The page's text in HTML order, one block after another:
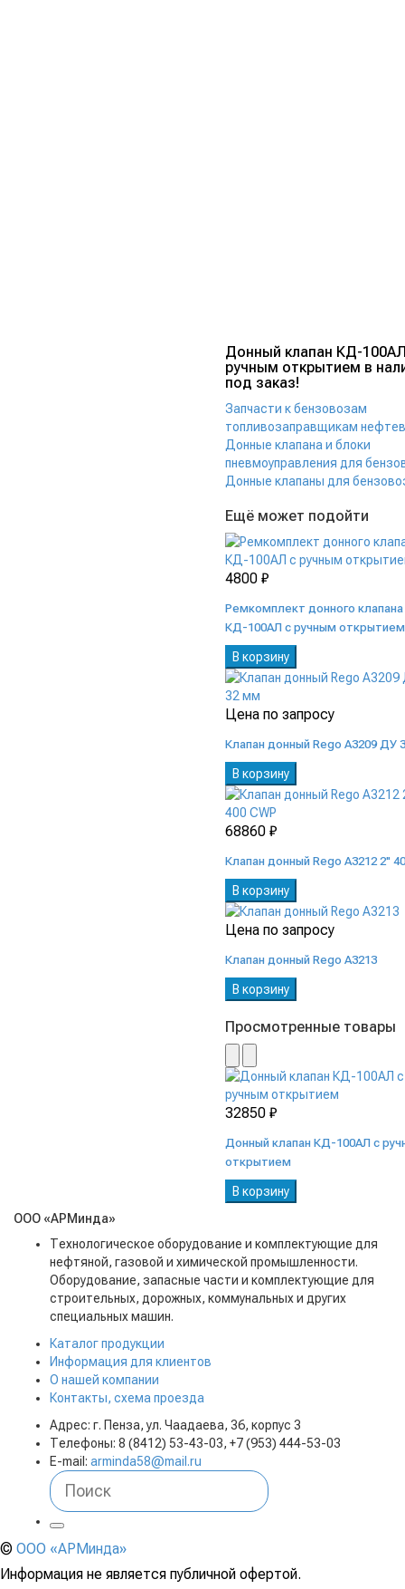
Донный клапан КД-
ручным открытием в
под заказ!
Запчасти к бензовозам
топливозаправщикам
Донные клапана и блоки
пневмоуправления для
Донные клапаны для
Ещё может подойти
4800 ₽
Ремкомплект донного клапана
КД-100АЛ с ручным открытием
В корзину
Цена по запросу
Клапан донный Rego A3209 ДУ
В корзину
68860 ₽
Клапан донный Rego A3212 2"
В корзину
Цена по запросу
Клапан донный Rego A3213
В корзину
Просмотренные товары
32850 ₽
Донный клапан КД-100АЛ с
открытием
В корзину
ООО «АРМинда»
Технологическое оборудование и комплектующие для
нефтяной, газовой и химической промышленности.
Оборудование, запасные части и комплектующие для
строительных, дорожных, коммунальных и других
специальных машин.
Каталог продукции
Информация для клиентов
О нашей компании
Контакты, схема проезда
Адрес: г. Пенза, ул. Чаадаева, 36, корпус 3
Телефоны: 8 (8412) 53-43-03, +7 (953) 444-53-03
E-mail: arminda58@mail.ru
© ООО «АРМинда»
Информация не является публичной офертой.